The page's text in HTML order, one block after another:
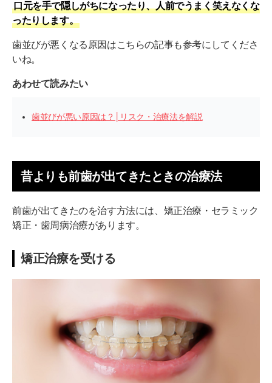
口元を手で隠しがちになったり、人前でうまく笑えなくな
ったりします。
歯並びが悪くなる原因はこちらの記事も参考にしてくださ
いね。
あわせて読みたい
歯並びが悪い原因は？│リスク・治療法を解説
昔よりも前歯が出てきたときの治療法
前歯が出てきたのを治す方法には、矯正治療・セラミック
矯正・歯周病治療があります。
矯正治療を受ける